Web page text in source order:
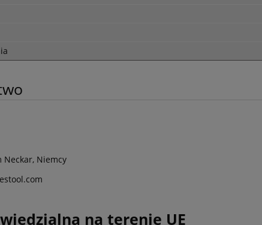
Neckar, Niemcy
na terenie UE